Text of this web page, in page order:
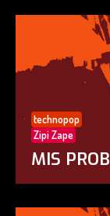
technopop
Zipi Zape
MIS